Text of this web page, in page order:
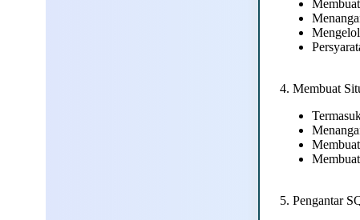
4. Membuat
5. Pengantar